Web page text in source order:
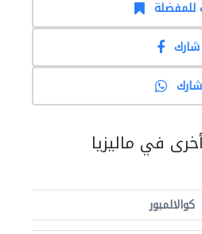
شارك
شارك
في ماليزيا
كوالالمبور